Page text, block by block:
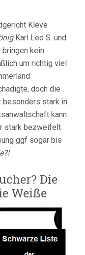
Kleve
Karl Leo S. und
kein
um richtig viel
doch die
besonders stark in
kann
stark bezweifelt
ggf sogar bis
Die
Weiße